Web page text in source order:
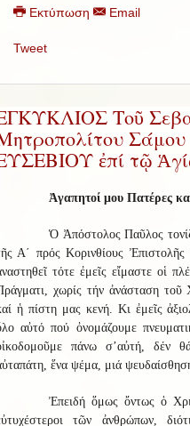
Εκτύπωση Email
Tweet
Τοῦ
Σάμου
ἐπί τῷ
Ἀγαπητοί μου Πατέρες
Ὁ Ἀπόστολος Παῦλος
Α΄ πρός Κορινθίους
τότε ἐμεῖς εἴμαστε οἱ
χωρίς τήν ἀνάσταση τοῦ
ἡ πίστη μας κενή. Κι ἐμεῖς
αὐτό πού ὀνομάζουμε
πάνω σ’αὐτή, δέν
ἕνα ψέμα, μιά
Ἐπειδή ὅμως ὄντως ὁ
τῶν ἀνθρώπων,